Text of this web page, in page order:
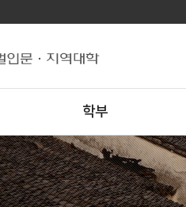
학부